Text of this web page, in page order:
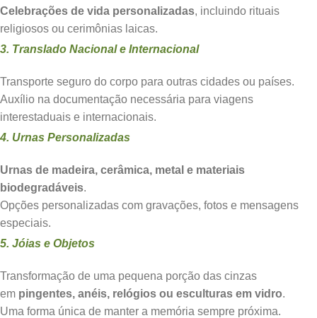
Celebrações de vida personalizadas, incluindo rituais
religiosos ou cerimônias laicas.
3. Translado Nacional e Internacional
Transporte seguro do corpo para outras cidades ou países.
Auxílio na documentação necessária para viagens
interestaduais e internacionais.
4. Urnas Personalizadas
Urnas de madeira, cerâmica, metal e materiais
biodegradáveis.
Opções personalizadas com gravações, fotos e mensagens
especiais.
5. Jóias e Objetos
Transformação de uma pequena porção das cinzas
em pingentes, anéis, relógios ou esculturas em vidro.
Uma forma única de manter a memória sempre próxima.